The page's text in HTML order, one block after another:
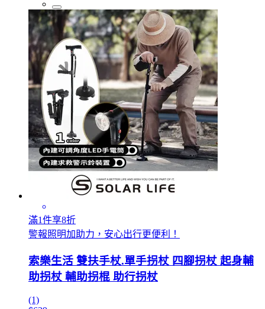
滿1件享8折
警報照明加助力，安心出行更便利！
索樂生活 雙扶手杖.單手拐杖 四腳拐杖 起身輔
助拐杖 輔助拐棍 助行拐杖
(1)